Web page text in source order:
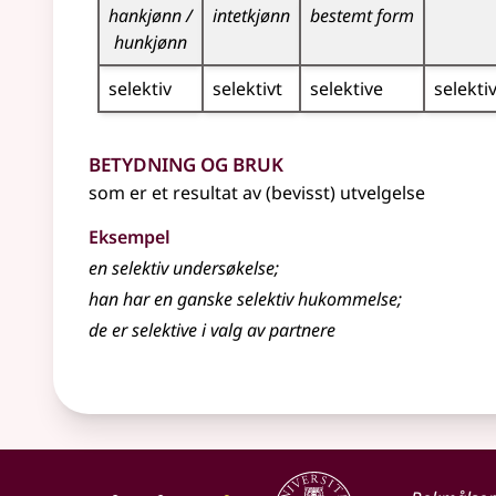
hankjønn /
hunkjønn
intetkjønn bestemt form
selektiv selektivt selektive
Betydning og bruk
som er et resultat av (bevisst) utvelgelse
Eksempel
enselektivundersøkelse;
han har en ganske selektiv hukommelse;
de er selektive i valg av partnere